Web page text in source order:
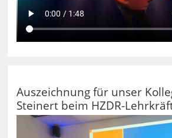
Auszeichnung für unser
Steinert beim HZDR-